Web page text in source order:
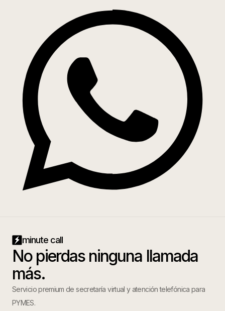
minute call
No pierdas ninguna llamada
más.
Servicio premium de secretaría virtual y atención telefónica para
PYMES.